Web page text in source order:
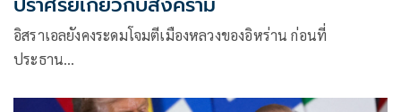
อิสราเอลยังคงระดมโจมตีเมืองหลวงของอิหร่าน ก่อนที่
ประธาน…